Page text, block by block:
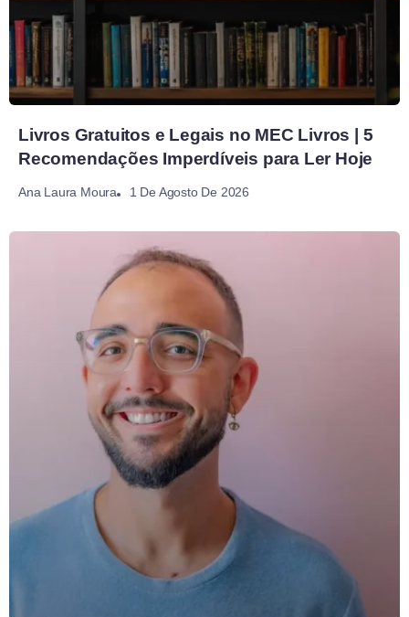
Livros Gratuitos e Legais no MEC Livros | 5
Recomendações Imperdíveis para Ler Hoje
Ana Laura Moura 1 De Agosto De 2026